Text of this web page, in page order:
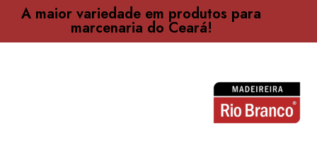
A maior variedade em produtos para
marcenaria do Ceará!